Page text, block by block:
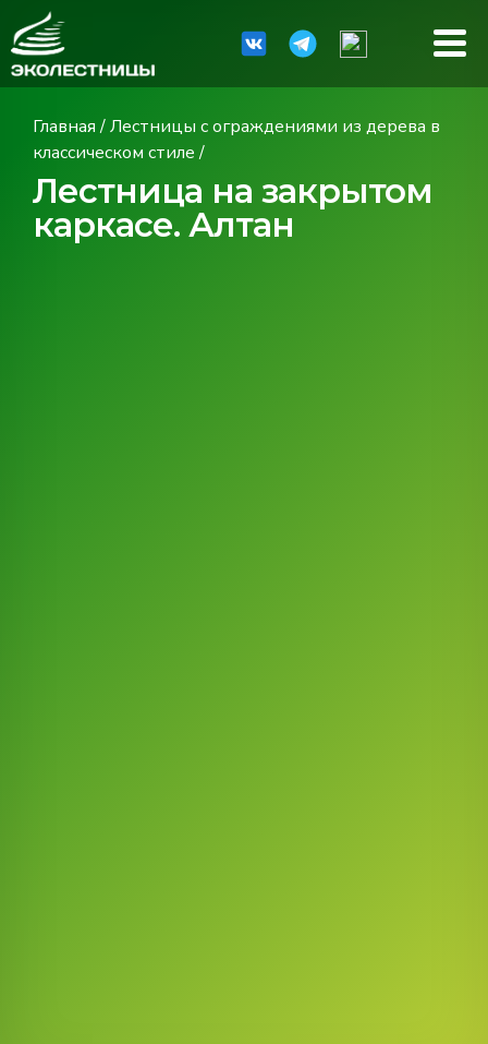
Главная/Лестницы с ограждениями из дерева в
классическом стиле/
Лестница на закрытом
каркасе. Алтан